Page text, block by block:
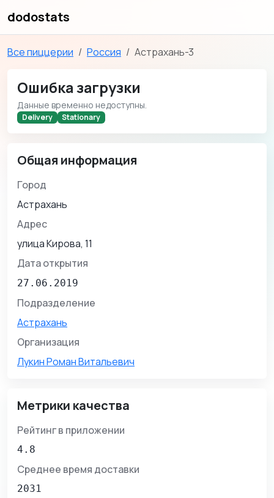
dodostats
Все пиццерии Россия Астрахань-3
Ошибка загрузки
Данные временно недоступны.
Delivery Stationary
Общая информация
Город
Астрахань
Адрес
улица Кирова, 11
Дата открытия
27.06.2019
Подразделение
Астрахань
Организация
Лукин Роман Витальевич
Метрики качества
Рейтинг в приложении
4.8
Среднее время доставки
2031